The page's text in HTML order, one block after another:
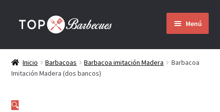
Menú
Inicio
Barbacoas
Inicio Barbacoas Barbacoa imitación Madera
Barbacoa
Imitación Madera (dos bancos)
🔍